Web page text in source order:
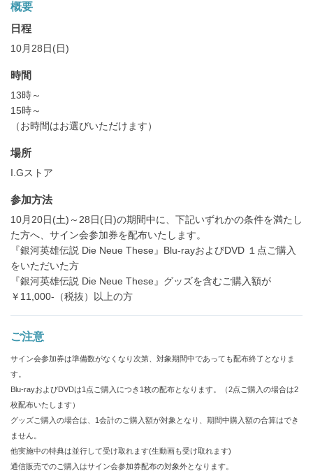
概要
日程
10月28日(日)
時間
13時～
15時～
（お時間はお選びいただけます）
場所
I.Gストア
参加方法
10月20日(土)～28日(日)の期間中に、下記いずれかの条件を満たし
た方へ、サイン会参加券を配布いたします。
『銀河英雄伝説 Die Neue These』Blu-rayおよびDVD １点ご購入
をいただいた方
『銀河英雄伝説 Die Neue These』グッズを含むご購入額が
￥11,000-（税抜）以上の方
ご注意
サイン会参加券は準備数がなくなり次第、対象期間中であっても配布終了となりま
す。
Blu-rayおよびDVDは1点ご購入につき1枚の配布となります。（2点ご購入の場合は2
枚配布いたします）
グッズご購入の場合は、1会計のご購入額が対象となり、期間中購入額の合算はでき
ません。
他実施中の特典は並行して受け取れます(生動画も受け取れます)
通信販売でのご購入はサイン会参加券配布の対象外となります。